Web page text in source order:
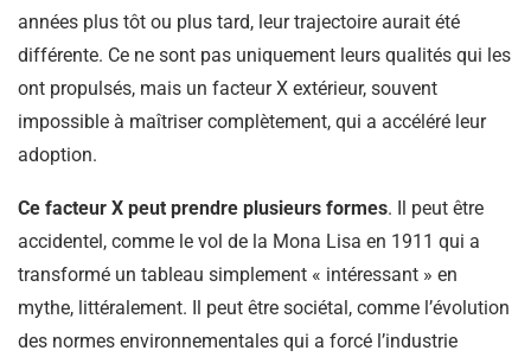
années plus tôt ou plus tard, leur trajectoire aurait été
différente. Ce ne sont pas uniquement leurs qualités qui les
ont propulsés, mais un facteur X extérieur, souvent
impossible à maîtriser complètement, qui a accéléré leur
adoption.
Ce facteur X peut prendre plusieurs formes. Il peut être
accidentel, comme le vol de la Mona Lisa en 1911 qui a
transformé un tableau simplement « intéressant » en
mythe, littéralement. Il peut être sociétal, comme l’évolution
des normes environnementales qui a forcé l’industrie